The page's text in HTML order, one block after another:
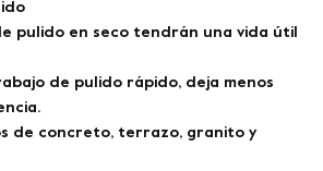
pulido en seco tendrán una vida útil
de pulido rápido, deja menos
de concreto, terrazo, granito y